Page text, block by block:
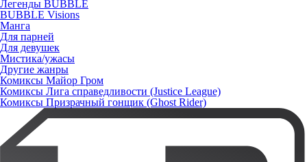
Легенды BUBBLE
BUBBLE Visions
Манга
Для парней
Для девушек
Мистика/ужасы
Другие жанры
Комиксы Майор Гром
Комиксы Лига справедливости (Justice League)
Комиксы Призрачный гонщик (Ghost Rider)